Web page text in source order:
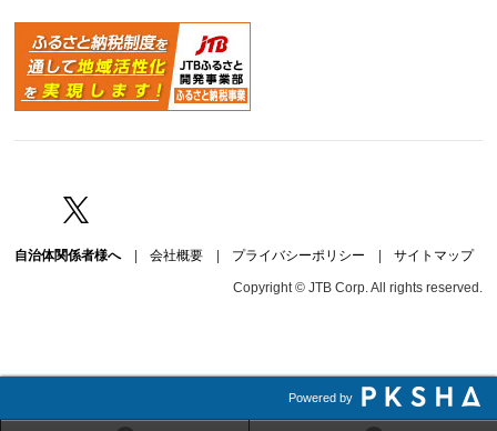
Facebook
自治体関係者様へ| 会社概要 プライバシーポリシー サイトマップ
Copyright © JTB Corp. All rights reserved.
Powered by